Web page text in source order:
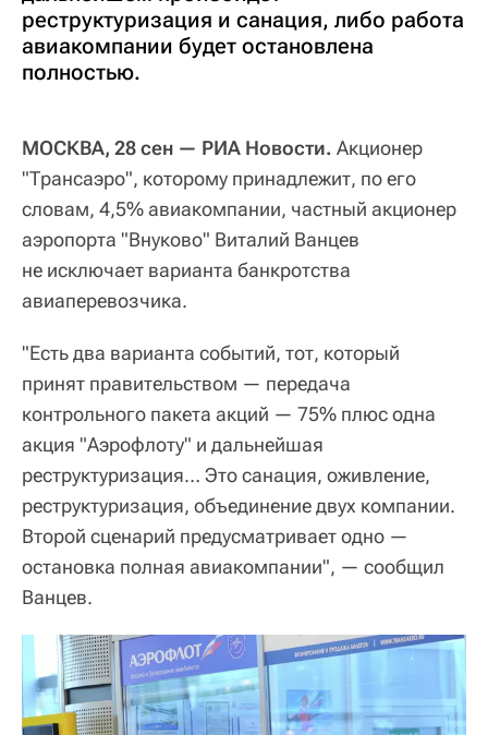
реструктуризация и санация, либо работа
авиакомпании будет остановлена
полностью.
МОСКВА, 28 сен — РИА Новости. Акционер
"Трансаэро", которому принадлежит, по его
словам, 4,5% авиакомпании, частный акционер
аэропорта "Внуково" Виталий Ванцев
не исключает варианта банкротства
авиаперевозчика.
"Есть два варианта событий, тот, который
принят правительством — передача
контрольного пакета акций — 75% плюс одна
акция "Аэрофлоту" и дальнейшая
реструктуризация… Это санация, оживление,
реструктуризация, объединение двух компании.
Второй сценарий предусматривает одно —
остановка полная авиакомпании", — сообщил
Ванцев.